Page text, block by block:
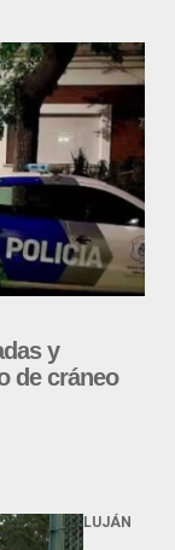
y
de cráneo
LUJÁN